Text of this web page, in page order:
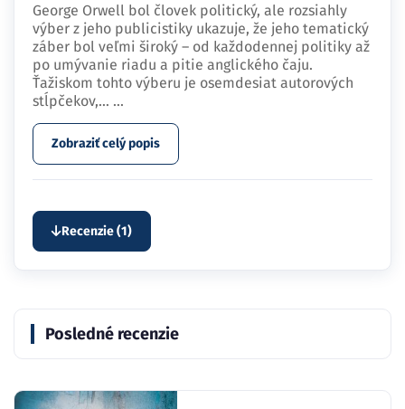
George Orwell bol človek politický, ale rozsiahly
výber z jeho publicistiky ukazuje, že jeho tematický
záber bol veľmi široký – od každodennej politiky až
po umývanie riadu a pitie anglického čaju.
Ťažiskom tohto výberu je osemdesiat autorových
stĺpčekov,… ...
Zobraziť celý popis
Recenzie (1)
Posledné recenzie